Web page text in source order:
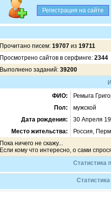
Прочитано писем: 19707 из 19711
Просмотрено сайтов в серфинге: 2344
Выполнено заданий: 39200
ФИО:
Ремыга
Пол:
мужской
Дата рождения:
30 Апреля
Место жительства:
Россия,
Пока ничего не скажу...
Если кому что интересно, о сами
Статистика